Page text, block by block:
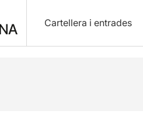
Cartellera i entrades